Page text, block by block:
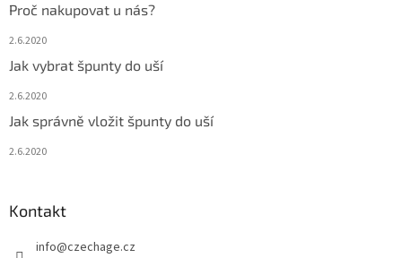
Proč nakupovat u nás?
2.6.2020
Jak vybrat špunty do uší
2.6.2020
Jak správně vložit špunty do uší
2.6.2020
Kontakt
info@czechage.cz